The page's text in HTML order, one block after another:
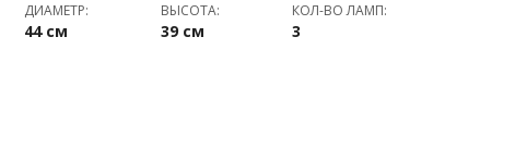
ДИАМЕТР:
44 см
ВЫСОТА:
39 см
КОЛ-ВО ЛАМП:
3